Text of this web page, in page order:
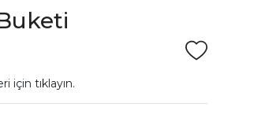
için tıklayın.